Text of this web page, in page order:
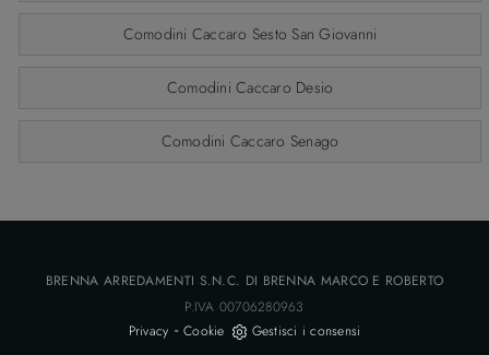
Comodini Caccaro Sesto San Giovanni
Comodini Caccaro Desio
Comodini Caccaro Senago
BRENNA ARREDAMENTI S.N.C. DI BRENNA MARCO E ROBERTO
P.IVA 00706280963
Privacy -Cookie Gestisci i consensi